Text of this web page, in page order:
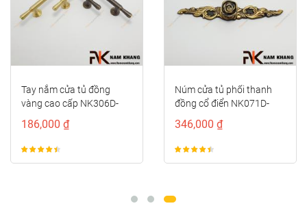
Tay nắm cửa tủ đồng
vàng cao cấp NK306D-
186,000 ₫
Núm cửa tủ phối thanh
đồng cổ điển NK071D-
346,000 ₫